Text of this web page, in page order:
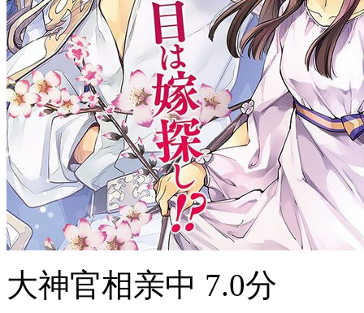
大神官相亲中 7.0分